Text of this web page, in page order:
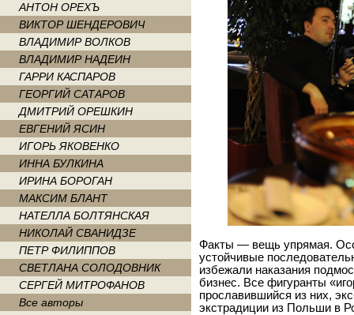
АНТОН ОРЕХЪ
ВИКТОР ШЕНДЕРОВИЧ
ВЛАДИМИР ВОЛКОВ
ВЛАДИМИР НАДЕИН
ГАРРИ КАСПАРОВ
ГЕОРГИЙ САТАРОВ
ДМИТРИЙ ОРЕШКИН
ЕВГЕНИЙ ЯСИН
ИГОРЬ ЯКОВЕНКО
ИННА БУЛКИНА
ИРИНА БОРОГАН
МАКСИМ БЛАНТ
НАТЕЛЛА БОЛТЯНСКАЯ
НИКОЛАЙ СВАНИДЗЕ
ПЕТР ФИЛИППОВ
СВЕТЛАНА СОЛОДОВНИК
СЕРГЕЙ МИТРОФАНОВ
Все авторы
Факты — вещь упрямая.
устойчивые
избежали наказания
бизнес. Все фигуранты
прославившийся из них,
экстрадиции из Польши в